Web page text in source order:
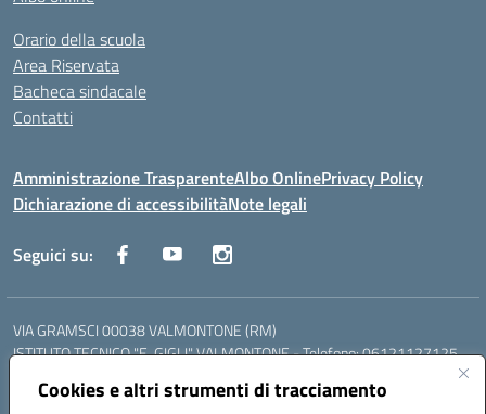
Cookies e altri strumenti di tracciamento
Orario della scuola
Area Riservata
Bacheca sindacale
Contatti
Amministrazione TrasparenteAlbo OnlinePrivacy Policy
Dichiarazione di accessibilitàNote legali
Seguici su:
VIA GRAMSCI 00038 VALMONTONE (RM)
ISTITUTO TECNICO "E. GIGLI" VALMONTONE - Telefono: 06121127125
06121126825